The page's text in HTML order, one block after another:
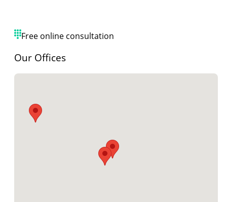
Free online consultation
Our Offices